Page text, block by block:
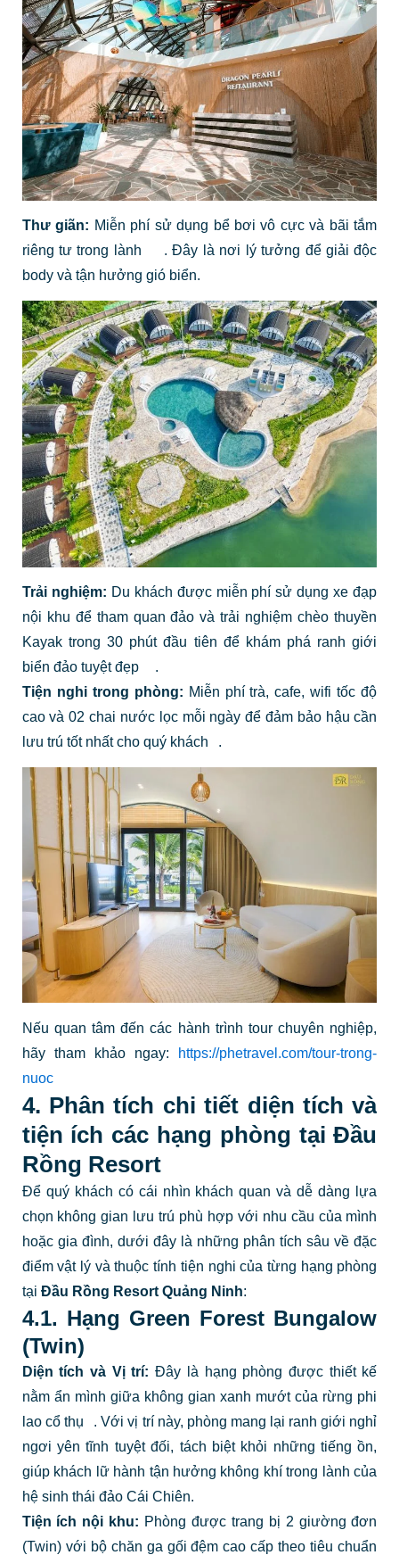
Thư giãn: Miễn phí sử dụng bể bơi vô cực và bãi tắm
riêng tư trong lành
. Đây là nơi lý tưởng để giải độc
body và tận hưởng gió biển.
Trải nghiệm: Du khách được miễn phí sử dụng xe đạp
nội khu để tham quan đảo và trải nghiệm chèo thuyền
Kayak trong 30 phút đầu tiên để khám phá ranh giới
biển đảo tuyệt đẹp
.
Tiện nghi trong phòng: Miễn phí trà, cafe, wifi tốc độ
cao và 02 chai nước lọc mỗi ngày để đảm bảo hậu cần
lưu trú tốt nhất cho quý khách
.
Nếu quan tâm đến các hành trình tour chuyên nghiệp,
hãy tham khảo ngay: https://phetravel.com/tour-trong-
nuoc
4. Phân tích chi tiết diện tích và
tiện ích các hạng phòng tại Đầu
Rồng Resort
Để quý khách có cái nhìn khách quan và dễ dàng lựa
chọn không gian lưu trú phù hợp với nhu cầu của mình
hoặc gia đình, dưới đây là những phân tích sâu về đặc
điểm vật lý và thuộc tính tiện nghi của từng hạng phòng
tại Đầu Rồng Resort Quảng Ninh:
4.1. Hạng Green Forest Bungalow
(Twin)
Diện tích và Vị trí: Đây là hạng phòng được thiết kế
nằm ẩn mình giữa không gian xanh mướt của rừng phi
lao cổ thụ
. Với vị trí này, phòng mang lại ranh giới nghỉ
ngơi yên tĩnh tuyệt đối, tách biệt khỏi những tiếng ồn,
giúp khách lữ hành tận hưởng không khí trong lành của
hệ sinh thái đảo Cái Chiên.
Tiện ích nội khu: Phòng được trang bị 2 giường đơn
(Twin) với bộ chăn ga gối đệm cao cấp theo tiêu chuẩn